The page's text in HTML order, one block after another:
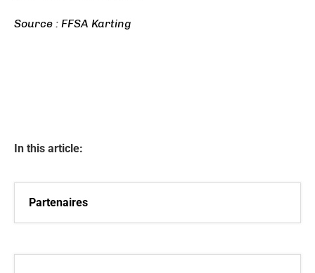
Source : FFSA Karting
In this article:
Partenaires